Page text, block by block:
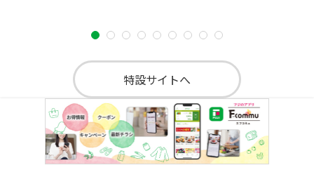
特設サイトへ